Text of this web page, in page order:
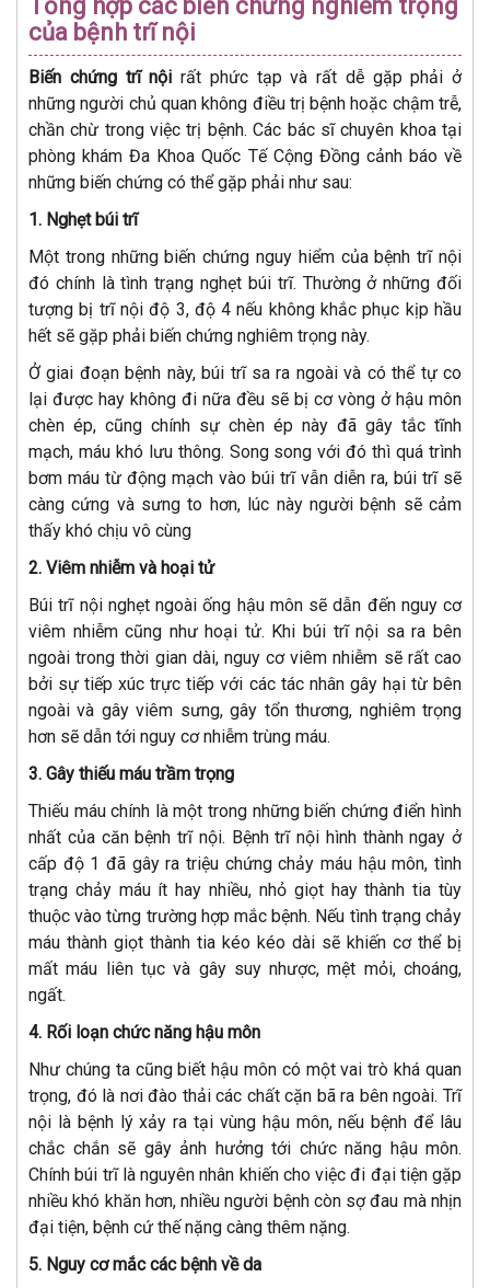
Tổng hợp các biến chứng nghiêm trọng
của bệnh trĩ nội
Biến chứng trĩ nội rất phức tạp và rất dễ gặp phải ở
những người chủ quan không điều trị bệnh hoặc chậm trễ,
chần chừ trong việc trị bệnh. Các bác sĩ chuyên khoa tại
phòng khám Đa Khoa Quốc Tế Cộng Đồng cảnh báo về
những biến chứng có thể gặp phải như sau:
1. Nghẹt búi trĩ
Một trong những biến chứng nguy hiểm của bệnh trĩ nội
đó chính là tình trạng nghẹt búi trĩ. Thường ở những đối
tượng bị trĩ nội độ 3, độ 4 nếu không khắc phục kịp hầu
hết sẽ gặp phải biến chứng nghiêm trọng này.
Ở giai đoạn bệnh này, búi trĩ sa ra ngoài và có thể tự co
lại được hay không đi nữa đều sẽ bị cơ vòng ở hậu môn
chèn ép, cũng chính sự chèn ép này đã gây tắc tĩnh
mạch, máu khó lưu thông. Song song với đó thì quá trình
bơm máu từ động mạch vào búi trĩ vẫn diễn ra, búi trĩ sẽ
càng cứng và sưng to hơn, lúc này người bệnh sẽ cảm
thấy khó chịu vô cùng
2. Viêm nhiễm và hoại tử
Búi trĩ nội nghẹt ngoài ống hậu môn sẽ dẫn đến nguy cơ
viêm nhiễm cũng như hoại tử. Khi búi trĩ nội sa ra bên
ngoài trong thời gian dài, nguy cơ viêm nhiễm sẽ rất cao
bởi sự tiếp xúc trực tiếp với các tác nhân gây hại từ bên
ngoài và gây viêm sưng, gây tổn thương, nghiêm trọng
hơn sẽ dẫn tới nguy cơ nhiễm trùng máu.
3. Gây thiếu máu trầm trọng
Thiếu máu chính là một trong những biến chứng điển hình
nhất của căn bệnh trĩ nội. Bệnh trĩ nội hình thành ngay ở
cấp độ 1 đã gây ra triệu chứng chảy máu hậu môn, tình
trạng chảy máu ít hay nhiều, nhỏ giọt hay thành tia tùy
thuộc vào từng trường hợp mắc bệnh. Nếu tình trạng chảy
máu thành giọt thành tia kéo kéo dài sẽ khiến cơ thể bị
mất máu liên tục và gây suy nhược, mệt mỏi, choáng,
ngất.
4. Rối loạn chức năng hậu môn
Như chúng ta cũng biết hậu môn có một vai trò khá quan
trọng, đó là nơi đào thải các chất cặn bã ra bên ngoài. Trĩ
nội là bệnh lý xảy ra tại vùng hậu môn, nếu bệnh để lâu
chắc chắn sẽ gây ảnh hưởng tới chức năng hậu môn.
Chính búi trĩ là nguyên nhân khiến cho việc đi đại tiện gặp
nhiều khó khăn hơn, nhiều người bệnh còn sợ đau mà nhịn
đại tiện, bệnh cứ thế nặng càng thêm nặng.
5. Nguy cơ mắc các bệnh về da